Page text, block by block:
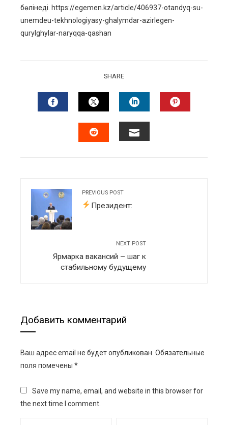
бөлінеді. https://egemen.kz/article/406937-otandyq-su-
unemdeu-tekhnologiyasy-ghalymdar-azirlegen-
qurylghylar-naryqqa-qashan
SHARE
FACEBOOKTWITTERLINKEDIN
PREVIOUS POST
Президент:
NEXT POST
Ярмарка вакансий – шаг к
стабильному будущему
Добавить комментарий
Ваш адрес email не будет опубликован. Обязательные
поля помечены *
Save my name, email, and website in this browser for
the next time I comment.